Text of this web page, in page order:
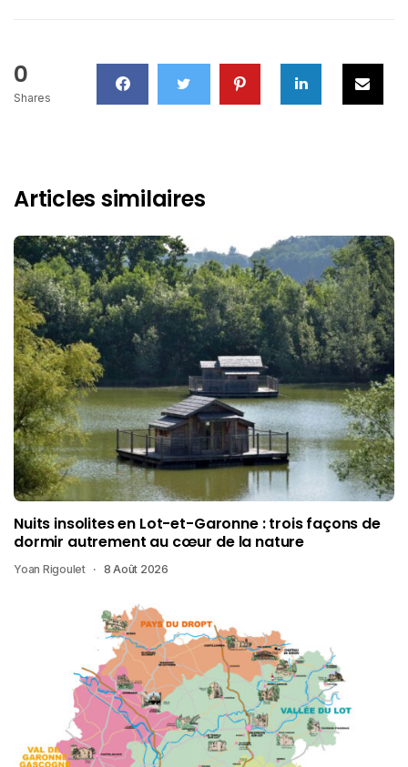
0
Shares
Articles similaires
Nuits insolites en Lot-et-Garonne : trois façons de
dormir autrement au cœur de la nature
Yoan Rigoulet 8 Août 2026